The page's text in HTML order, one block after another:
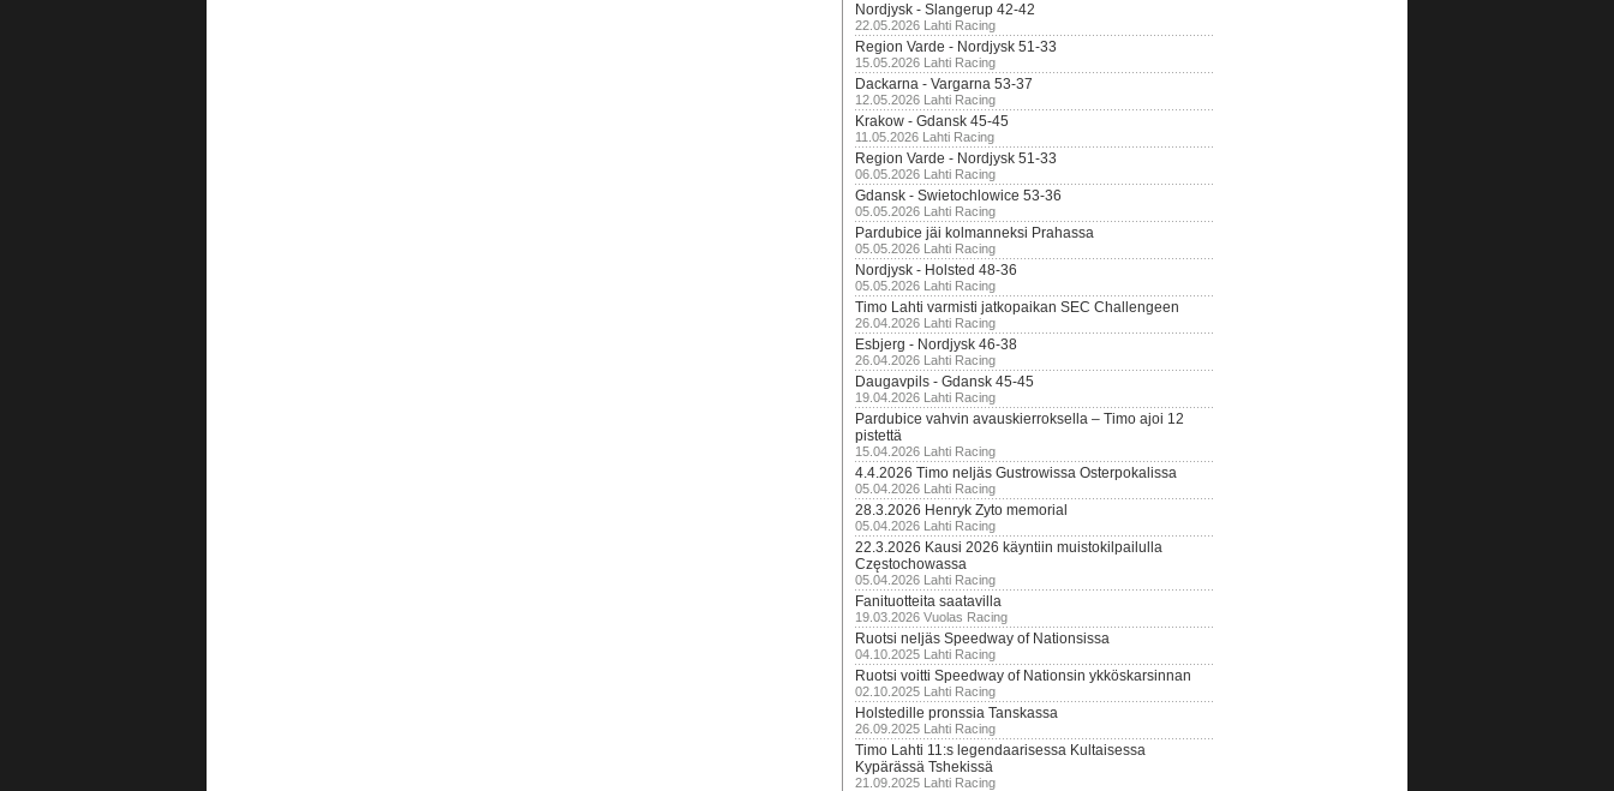
Nordjysk - Slangerup 42-42
22.05.2026 Lahti Racing
Region Varde - Nordjysk 51-33
15.05.2026 Lahti Racing
Dackarna - Vargarna 53-37
12.05.2026 Lahti Racing
Krakow - Gdansk 45-45
11.05.2026 Lahti Racing
Region Varde - Nordjysk 51-33
06.05.2026 Lahti Racing
Gdansk - Swietochlowice 53-36
05.05.2026 Lahti Racing
Pardubice jäi kolmanneksi Prahassa
05.05.2026 Lahti Racing
Nordjysk - Holsted 48-36
05.05.2026 Lahti Racing
Timo Lahti varmisti jatkopaikan SEC Challengeen
26.04.2026 Lahti Racing
Esbjerg - Nordjysk 46-38
26.04.2026 Lahti Racing
Daugavpils - Gdansk 45-45
19.04.2026 Lahti Racing
Pardubice vahvin avauskierroksella – Timo ajoi 12
pistettä
15.04.2026 Lahti Racing
4.4.2026 Timo neljäs Gustrowissa Osterpokalissa
05.04.2026 Lahti Racing
28.3.2026 Henryk Zyto memorial
05.04.2026 Lahti Racing
22.3.2026 Kausi 2026 käyntiin muistokilpailulla
Częstochowassa
05.04.2026 Lahti Racing
Fanituotteita saatavilla
19.03.2026 Vuolas Racing
Ruotsi neljäs Speedway of Nationsissa
04.10.2025 Lahti Racing
Ruotsi voitti Speedway of Nationsin ykköskarsinnan
02.10.2025 Lahti Racing
Holstedille pronssia Tanskassa
26.09.2025 Lahti Racing
Timo Lahti 11:s legendaarisessa Kultaisessa
Kypärässä Tshekissä
21.09.2025 Lahti Racing